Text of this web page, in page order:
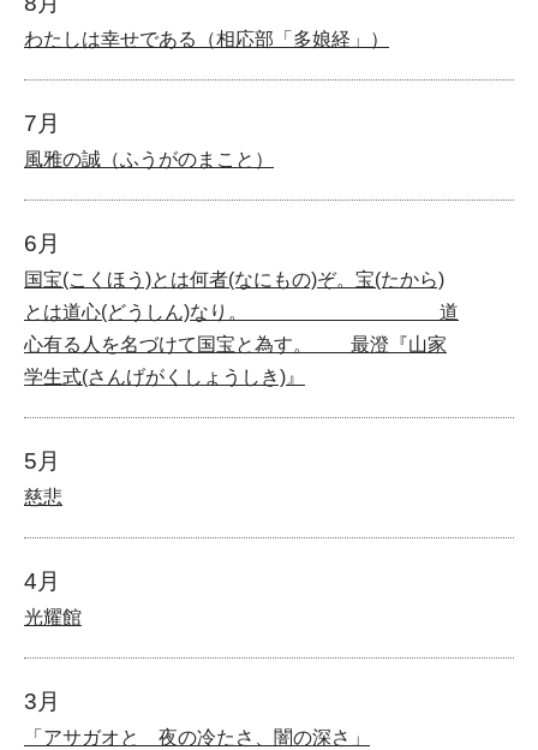
わたしは幸せである（相応部「多娘経」）
7月
風雅の誠（ふうがのまこと）
6月
国宝(こくほう)とは何者(なにもの)ぞ。宝(たから)
とは道心(どうしん)なり。 道
心有る人を名づけて国宝と為す。 最澄『山家
学生式(さんげがくしょうしき)』
5月
慈悲
4月
光耀館
3月
「アサガオと 夜の冷たさ、闇の深さ」